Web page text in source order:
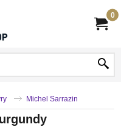
0
Michel Sarrazin